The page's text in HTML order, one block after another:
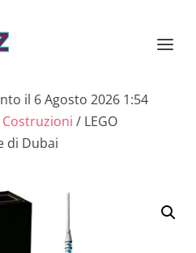
il 6 Agosto 2026 1:54
Costruzioni / LEGO
di Dubai